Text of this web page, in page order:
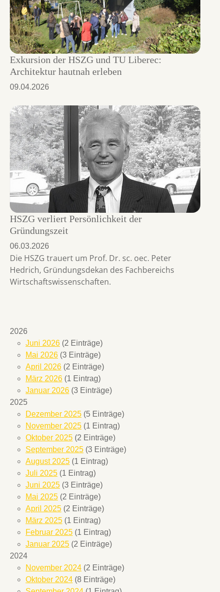
Exkursion der HSZG und TU Liberec:
Architektur hautnah erleben
09.04.2026
HSZG verliert Persönlichkeit der
Gründungszeit
06.03.2026
Die HSZG trauert um Prof. Dr. sc. oec. Peter
Hedrich, Gründungsdekan des Fachbereichs
Wirtschaftswissenschaften.
2026
Juni 2026 (2 Einträge)
Mai 2026 (3 Einträge)
April 2026 (2 Einträge)
März 2026 (1 Eintrag)
Januar 2026 (3 Einträge)
2025
Dezember 2025 (5 Einträge)
November 2025 (1 Eintrag)
Oktober 2025 (2 Einträge)
September 2025 (3 Einträge)
August 2025 (1 Eintrag)
Juli 2025 (1 Eintrag)
Juni 2025 (3 Einträge)
Mai 2025 (2 Einträge)
April 2025 (2 Einträge)
März 2025 (1 Eintrag)
Februar 2025 (1 Eintrag)
Januar 2025 (2 Einträge)
2024
November 2024 (2 Einträge)
Oktober 2024 (8 Einträge)